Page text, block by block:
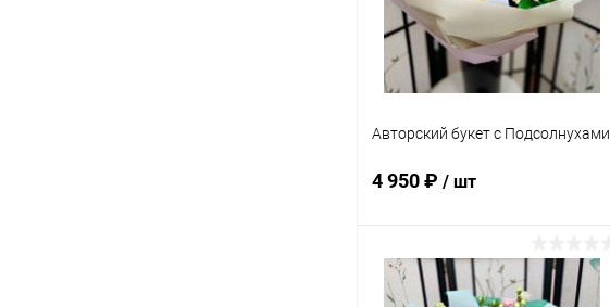
Авторский букет с Подсолнухами
4 950 ₽ / шт
В корзину